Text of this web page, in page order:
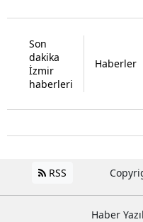
Son
dakika
İzmir
haberleri
Haberler
RSS
Haber